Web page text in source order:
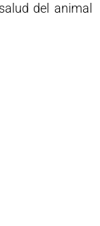
del animal